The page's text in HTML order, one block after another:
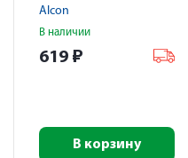
Alcon
В наличии
619 ₽
В корзину